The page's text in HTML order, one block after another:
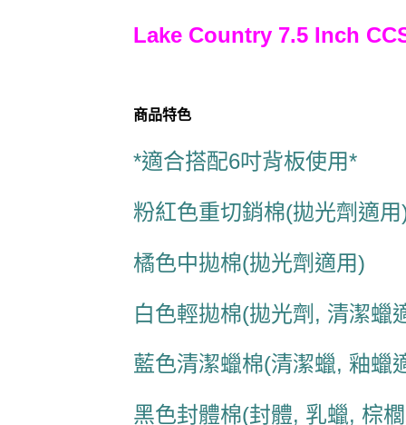
Lake Country 7.5 Inch
商品特色
*適合搭配6吋背板使用*
粉紅色重切銷棉(拋光劑適用
橘色中拋棉(拋光劑適用)
白色輕拋棉(拋光劑, 清潔蠟
藍色清潔蠟棉(清潔蠟, 釉蠟
黑色封體棉(封體, 乳蠟, 棕